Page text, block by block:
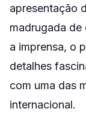
apresentação
madrugada
a imprensa, o
detalhes
com uma das
internacional.